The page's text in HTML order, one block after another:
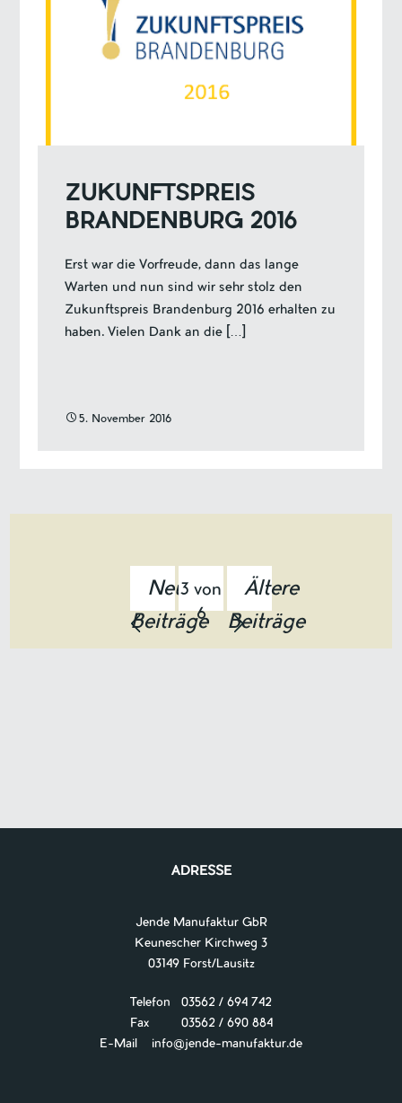
ZUKUNFTSPREIS
BRANDENBURG 2016
Erst war die Vorfreude, dann das lange
Warten und nun sind wir sehr stolz den
Zukunftspreis Brandenburg 2016 erhalten zu
haben. Vielen Dank an die […]
5. November 2016
Neuere
Beiträge
3 von
6
Ältere
Beiträge
ADRESSE
Jende Manufaktur GbR
Keunescher Kirchweg 3
03149 Forst/Lausitz
Telefon 03562 / 694 742
Fax 03562 / 690 884
E-Mail
info@jende-manufaktur.de